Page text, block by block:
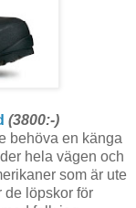
(3800:-)
behöva en känga
hela vägen och
som är ute
de löpskor för